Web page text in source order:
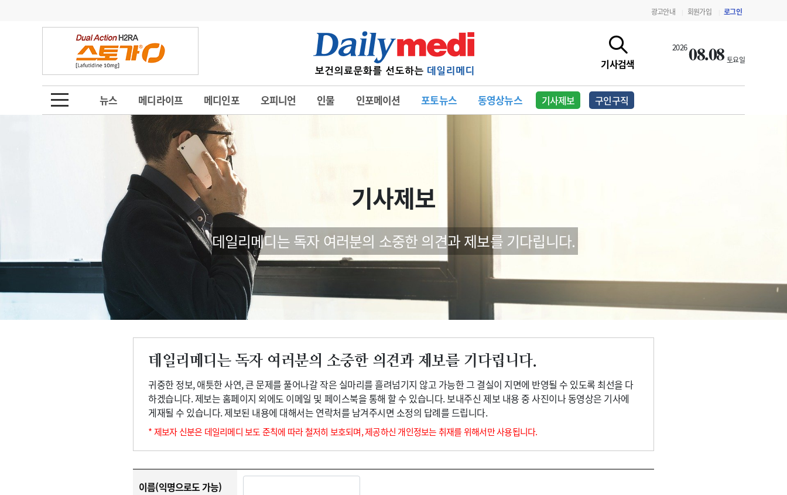
광고안내 회원가입 로그인
기사검색
202608.08 토요일
뉴스 메디라이프 메디인포 오피니언 인물 인포메이션 포토뉴스 동영상뉴스 기사제보 구인구직
금주의 검색어
1
의사인력 수급 추계
2
성분명 처방
3
AI의료
4
전공의 모집 결과
의사국시 합격률
6
관리급여 실시
의과대학 입시
10 약가인하
메디인포 사고
오피니언 칼럼 수첩
인물 초대석 피플
포토뉴스
지역병원 중소병원
행정처분 판례
학회·연수강좌 학회/연수강좌 행사
법적고지
기사제보
데일리메디는 독자 여러분의 소중한 의견과 제보를 기다립니다.
데일리메디는 독자 여러분의 소중한 의견과 제보를 기다립니다.
귀중한 정보, 애틋한 사연, 큰 문제를 풀어나갈 작은 실마리를 흘려넘기지 않고 가능한 그 결실이 지면에 반영될 수 있도록 최선을 다
하겠습니다. 제보는 홈페이지 외에도 이메일 및 페이스북을 통해 할 수 있습니다. 보내주신 제보 내용 중 사진이나 동영상은 기사에
게재될 수 있습니다. 제보된 내용에 대해서는 연락처를 남겨주시면 소정의 답례를 드립니다.
* 제보자 신분은 데일리메디 보도 준칙에 따라 철저히 보호되며, 제공하신 개인정보는 취재를 위해서만 사용됩니다.
이름(익명으로도 가능)